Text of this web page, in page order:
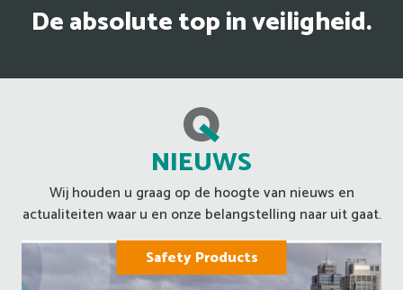
De absolute top in veiligheid.
NIEUWS
Wij houden u graag op de hoogte van nieuws en
actualiteiten waar u en onze belangstelling naar uit gaat.
Safety Products